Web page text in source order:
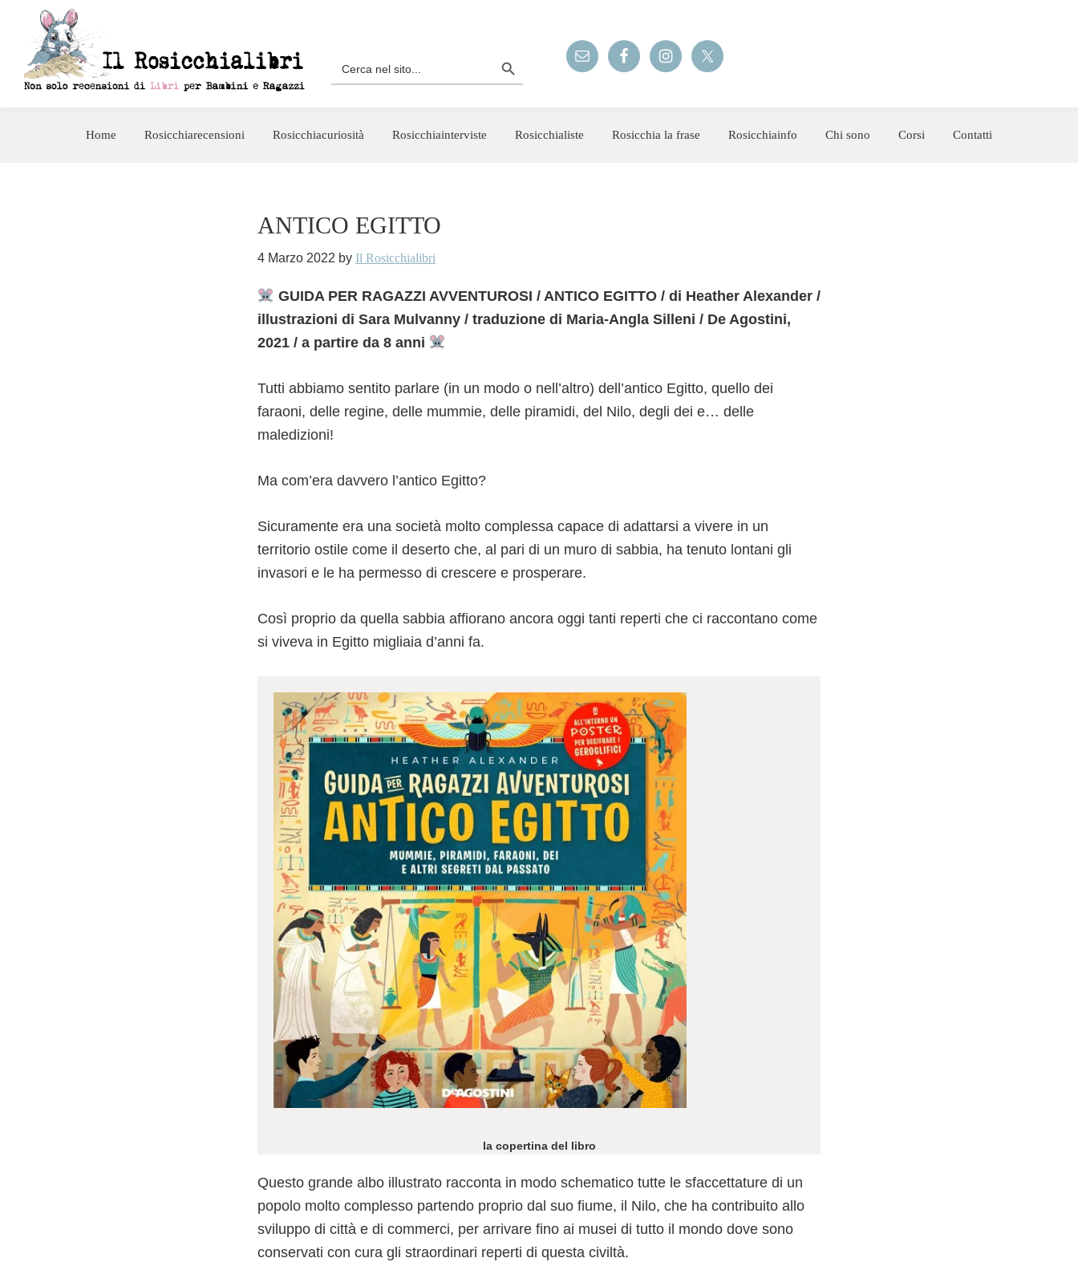
navigazione
primaria
contenuto
principale
Search
for:
Home Rosicchiarecensioni Rosicchiacuriosità Rosicchiainterviste Rosicchialiste Rosicchia la frase Rosicchiainfo Chi sono Corsi Contatti
ANTICO EGITTO
4 Marzo 2022 by Il Rosicchialibri
GUIDA PER RAGAZZI AVVENTUROSI / ANTICO EGITTO / di Heather Alexander /
illustrazioni di Sara Mulvanny / traduzione di Maria-Angla Silleni / De Agostini,
2021 / a partire da 8 anni
Tutti abbiamo sentito parlare (in un modo o nell’altro) dell’antico Egitto, quello dei
faraoni, delle regine, delle mummie, delle piramidi, del Nilo, degli dei e… delle
maledizioni!
Ma com’era davvero l’antico Egitto?
Sicuramente era una società molto complessa capace di adattarsi a vivere in un
territorio ostile come il deserto che, al pari di un muro di sabbia, ha tenuto lontani gli
invasori e le ha permesso di crescere e prosperare.
Così proprio da quella sabbia affiorano ancora oggi tanti reperti che ci raccontano come
si viveva in Egitto migliaia d’anni fa.
la copertina del libro
Questo grande albo illustrato racconta in modo schematico tutte le sfaccettature di un
popolo molto complesso partendo proprio dal suo fiume, il Nilo, che ha contribuito allo
sviluppo di città e di commerci, per arrivare fino ai musei di tutto il mondo dove sono
conservati con cura gli straordinari reperti di questa civiltà.